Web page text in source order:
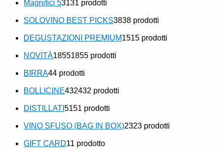
Magnifici 53131 prodotti
SOLOVINO BEST PICKS3838 prodotti
DEGUSTAZIONI PREMIUM1515 prodotti
NOVITÀ18551855 prodotti
BIRRA44 prodotti
BOLLICINE432432 prodotti
DISTILLATI 5151 prodotti
VINO SFUSO (BAG IN BOX)2323 prodotti
GIFT CARD11 prodotto